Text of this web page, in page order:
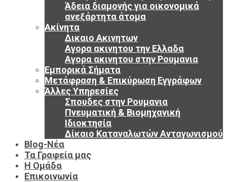
Άδεια διαμονής για οικονομικά
ανεξάρτητα άτομα
Ακίνητα
Δικαιο Ακινητων
Αγορα ακινητου την Ελλαδα
Αγορα ακινητου στην Ρουμανια
Εμπορικά Σήματα
Μετάφραση & Επικύρωση Εγγράφων
Άλλες Υπηρεσίες
Σπουδες στην Ρουμανια
Πνευματική & Βιομηχανική
Ιδιοκτησία
Δίκαιο Καταναλωτών Ανταγωνισμού
Blog-Νέα
Τα Γραφεία μας
Η Ομάδα
Επικοινωνία